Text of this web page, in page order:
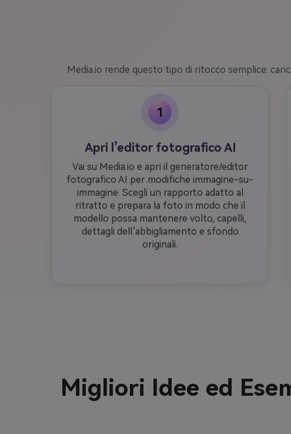
Media.io rende questo tipo di ritocco semplice:
1
Apri l’editor fotografico AI
Vai su Media.io e apri il generatore/editor
fotografico AI per modifiche immagine-su-
immagine. Scegli un rapporto adatto al
ritratto e prepara la foto in modo che il
modello possa mantenere volto, capelli,
dettagli dell’abbigliamento e sfondo
originali.
Migliori Idee ed